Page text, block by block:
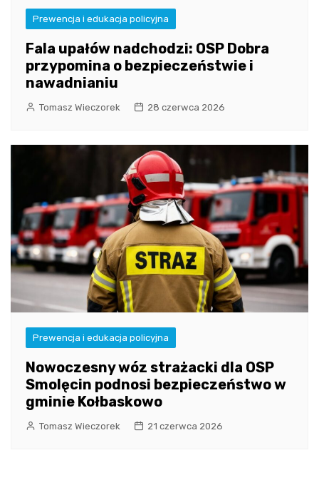
Prewencja i edukacja policyjna
Fala upałów nadchodzi: OSP Dobra
przypomina o bezpieczeństwie i
nawadnianiu
Tomasz Wieczorek 28 czerwca 2026
Prewencja i edukacja policyjna
Nowoczesny wóz strażacki dla OSP
Smolęcin podnosi bezpieczeństwo w
gminie Kołbaskowo
Tomasz Wieczorek 21 czerwca 2026